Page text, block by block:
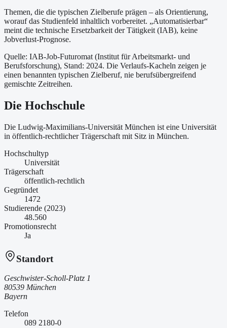
Themen, die die typischen Zielberufe prägen – als Orientierung,
worauf das Studienfeld inhaltlich vorbereitet. „Automatisierbar“
meint die technische Ersetzbarkeit der Tätigkeit (IAB), keine
Jobverlust-Prognose.
Quelle: IAB-Job-Futuromat (Institut für Arbeitsmarkt- und
Berufsforschung), Stand: 2024. Die Verlaufs-Kacheln zeigen je
einen benannten typischen Zielberuf, nie berufsübergreifend
gemischte Zeitreihen.
Die Hochschule
Die Ludwig-Maximilians-Universität München ist eine Universität
in öffentlich-rechtlicher Trägerschaft mit Sitz in München.
Hochschultyp
Universität
Trägerschaft
öffentlich-rechtlich
Gegründet
1472
Studierende (2023)
48.560
Promotionsrecht
Ja
Standort
Geschwister-Scholl-Platz 1
80539 München
Bayern
Telefon
089 2180-0